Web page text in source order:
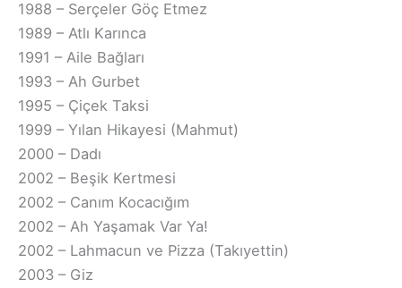
1988 – Serçeler Göç Etmez
1989 – Atlı Karınca
1991 – Aile Bağları
1993 – Ah Gurbet
1995 – Çiçek Taksi
1999 – Yılan Hikayesi (Mahmut)
2000 – Dadı
2002 – Beşik Kertmesi
2002 – Canım Kocacığım
2002 – Ah Yaşamak Var Ya!
2002 – Lahmacun ve Pizza (Takıyettin)
2003 – Giz